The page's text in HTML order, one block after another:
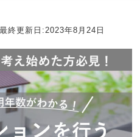
更新日:2023年8月24日